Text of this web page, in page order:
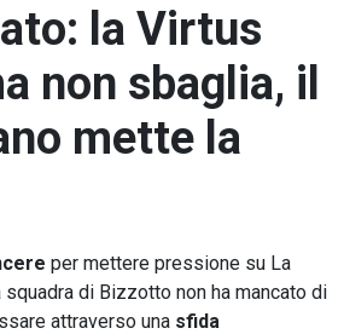
la Virtus
non sbaglia, il
mette la
per mettere pressione su La
di Bizzotto non ha mancato di
attraverso una sfida